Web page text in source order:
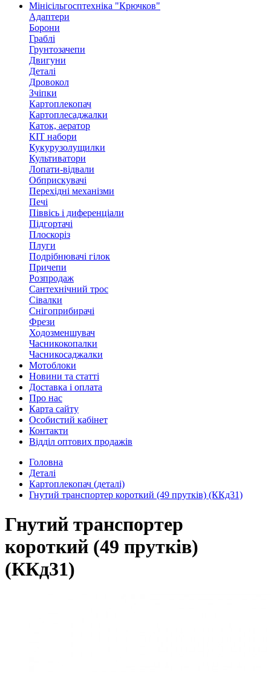
Мінісільгосптехніка "Крючков"
Адаптери
Борони
Граблі
Грунтозачепи
Двигуни
Деталі
Дровокол
Зчіпки
Картоплекопач
Картоплесаджалки
Каток, аератор
КІТ набори
Кукурузолущилки
Культиватори
Лопати-відвали
Обприскувачі
Перехідні механізми
Печі
Піввісь і диференціали
Підгортачі
Плоскоріз
Плуги
Подрібнювачі гілок
Причепи
Розпродаж
Сантехнічний трос
Сівалки
Снігоприбирачі
Фрези
Ходозменшувач
Часникокопалки
Часникосаджалки
Мотоблоки
Новини та статті
Доставка і оплата
Про нас
Карта сайту
Особистий кабінет
Контакти
Відділ оптових продажів
Головна
Деталі
Картоплекопач (деталі)
Гнутий транспортер короткий (49 прутків) (ККд31)
Гнутий транспортер
короткий (49 прутків)
(ККд31)